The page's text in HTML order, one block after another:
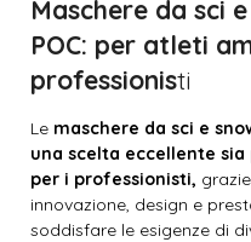
Maschere da sci
POC: per atleti
professionisti
Le maschere da sci e
una scelta eccellente
per i professionisti,
innovazione, design e
soddisfare le esigenze di